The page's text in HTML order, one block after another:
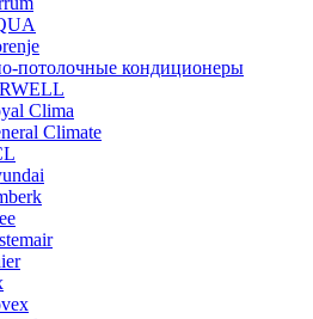
потолочные кондиционеры
Clima
Climate